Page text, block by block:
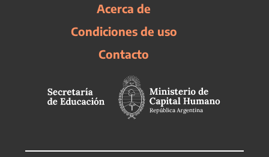
Acerca de
Condiciones de uso
Contacto